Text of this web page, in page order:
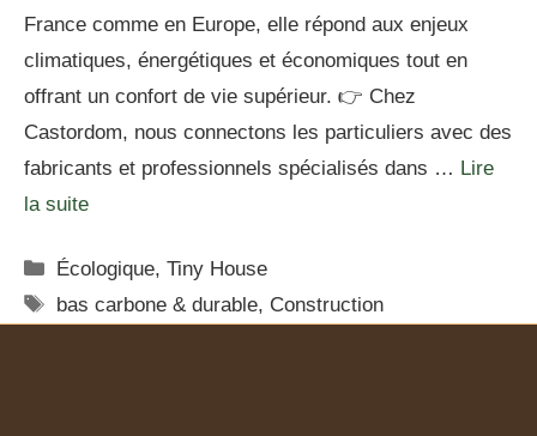
France comme en Europe, elle répond aux enjeux
climatiques, énergétiques et économiques tout en
offrant un confort de vie supérieur. 👉 Chez
Castordom, nous connectons les particuliers avec des
fabricants et professionnels spécialisés dans … Lire
la suite
Écologique,Tiny House
bas carbone & durable, Construction